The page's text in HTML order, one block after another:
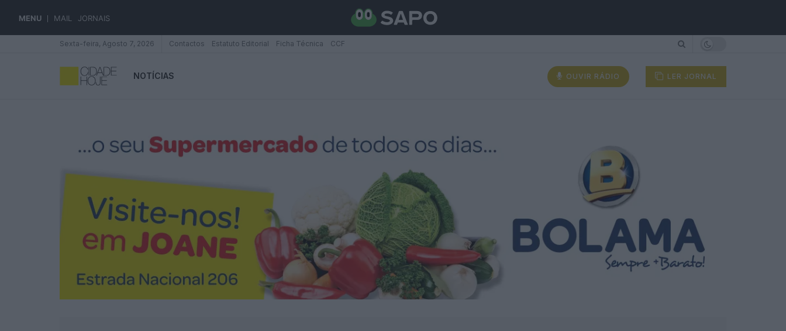
MENU MAIL JORNAIS
Sexta-feira, Agosto 7, 2026 Contactos Estatuto Editorial Ficha Técnica CCF
NOTÍCIAS OUVIR RÁDIO LER JORNAL